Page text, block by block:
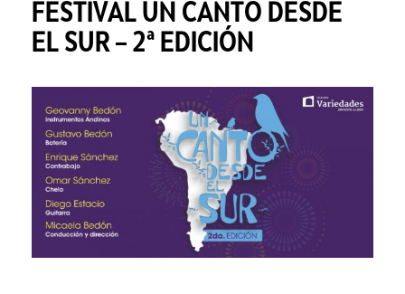
FESTIVAL UN CANTO DESDE
EL SUR – 2ª EDICIÓN